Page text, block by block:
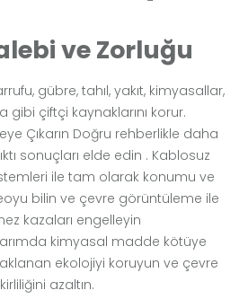
ve Zorluğu
gübre, tahıl, yakıt, kimyasallar,
gibi çiftçi kaynaklarını korur.
Çıkarın Doğru rehberlikle daha
sonuçları elde edin . Kablosuz
ile tam olarak konumu ve
bilin ve çevre görüntüleme ile
kazaları engelleyin
kimyasal madde kötüye
ekolojiyi koruyun ve çevre
kirliliğini azaltın.